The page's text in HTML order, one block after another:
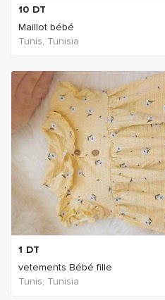
10 DT
Maillot bébé
Tunis, Tunisia
1 DT
vetements Bébé fille
Tunis, Tunisia